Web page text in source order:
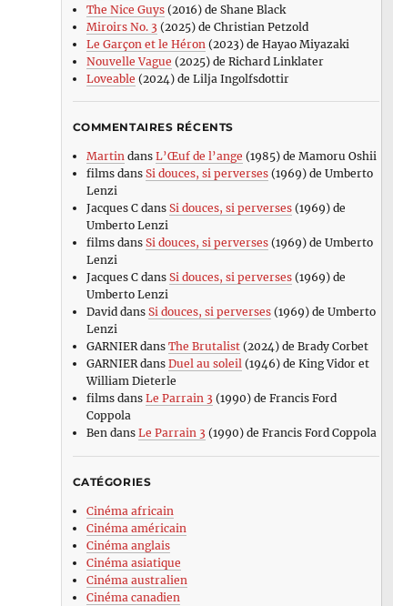
The Nice Guys(2016) de Shane Black
Miroirs No. 3 (2025) de Christian Petzold
Le Garçon et le Héron (2023) de Hayao Miyazaki
Nouvelle Vague (2025) de Richard Linklater
Loveable (2024) de Lilja Ingolfsdottir
COMMENTAIRES RÉCENTS
Martindans L’Œuf de l’ange (1985) de Mamoru Oshii
filmsdans Si douces, si perverses(1969) de Umberto
Lenzi
Jacques Cdans Si douces, si perverses(1969) de
Umberto Lenzi
filmsdans Si douces, si perverses(1969) de Umberto
Lenzi
Jacques Cdans Si douces, si perverses(1969) de
Umberto Lenzi
Daviddans Si douces, si perverses(1969) de Umberto
Lenzi
GARNIERdans The Brutalist(2024) de Brady Corbet
GARNIERdans Duel au soleil(1946) de King Vidor et
William Dieterle
filmsdans Le Parrain 3 (1990) de Francis Ford
Coppola
Bendans Le Parrain 3 (1990) de Francis Ford Coppola
CATÉGORIES
Cinéma africain
Cinéma américain
Cinéma anglais
Cinéma asiatique
Cinéma australien
Cinéma canadien